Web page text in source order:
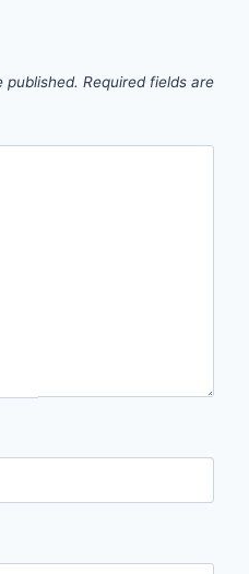
published. Required fields are